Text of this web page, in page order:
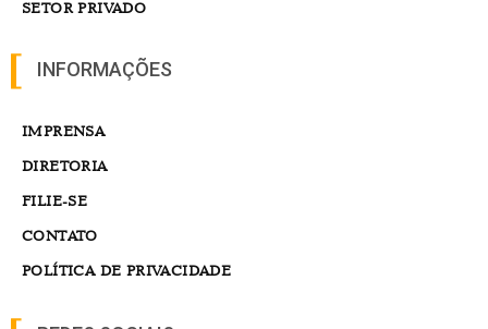
SETOR PRIVADO
INFORMAÇÕES
IMPRENSA
DIRETORIA
FILIE-SE
CONTATO
POLÍTICA DE PRIVACIDADE